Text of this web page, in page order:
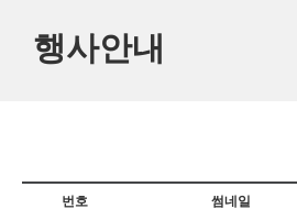
행사안내
번호 썸네일